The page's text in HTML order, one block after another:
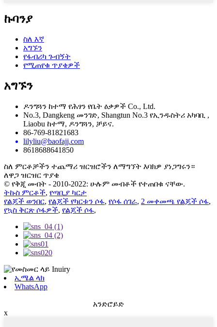
ኩባንያ
ስለ እኛ
አግኙን
የፋብሪካ ጉብኝት
የሚጠየቁ ጥያቄዎች
አግኙን
ዶንግጓን ከተማ የሕፃን የቤት ዕቃዎች Co., Ltd.
No.3, Dangkeng መንገድ, Shangtun No.3 የኢንዱስትሪ አካባቢ ,
Liaobu ከተማ, ዶንግጓን, ቻይና.
86-769-81821683
lilyliu@baofajj.com
8618688641850
ስለ ምርቶቻችን ተጨማሪ ዝርዝሮችን ለማግኘት እባክዎ ያነጋግሩን።
ለዋጋ ዝርዝር ጥያቄ
© የቅጂ መብት - 2010-2022: ሁሉም መብቶች የተጠበቁ ናቸው.
ትኩስ ምርቶች, የጣቢያ ካርታ
የልጆች ወንበር, የልጆች የካርቱን ሶፋ, የሶፋ ሰገራ, 2 መቀመጫ የልጆች ሶፋ,
የኳስ ቅርጽ ሶፋዎች, የልጆች ሶፋ,
ኢሜል ላክ
WhatsApp
አንድሮይድ
x